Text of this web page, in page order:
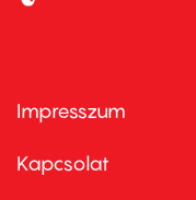
Footer
first
Impresszum
Kapcsolat